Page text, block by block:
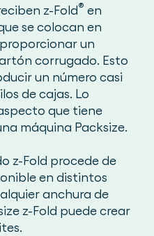
z-Fold® en
se colocan en
un
corrugado. Esto
un número casi
de cajas. Lo
que tiene
máquina Packsize.
z-Fold procede de
en distintos
anchura de
z-Fold puede crear